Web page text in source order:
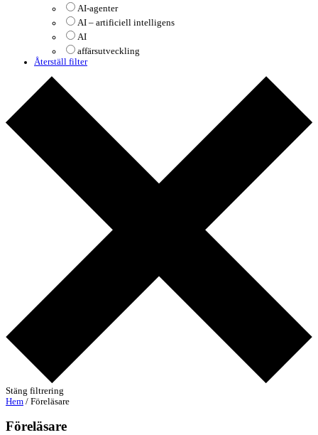
AI-agenter
AI – artificiell intelligens
AI
affärsutveckling
Återställ filter
Stäng filtrering
Hem / Föreläsare
Föreläsare​